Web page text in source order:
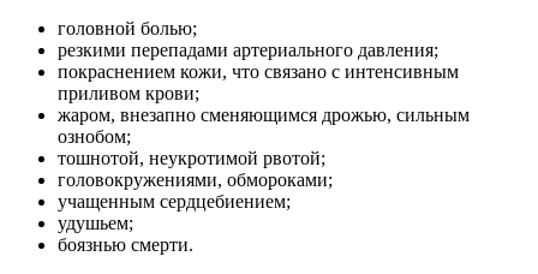
головной болью;
резкими перепадами артериального давления;
покраснением кожи, что связано с интенсивным
приливом крови;
жаром, внезапно сменяющимся дрожью, сильным
ознобом;
тошнотой, неукротимой рвотой;
головокружениями, обмороками;
учащенным сердцебиением;
удушьем;
боязнью смерти.